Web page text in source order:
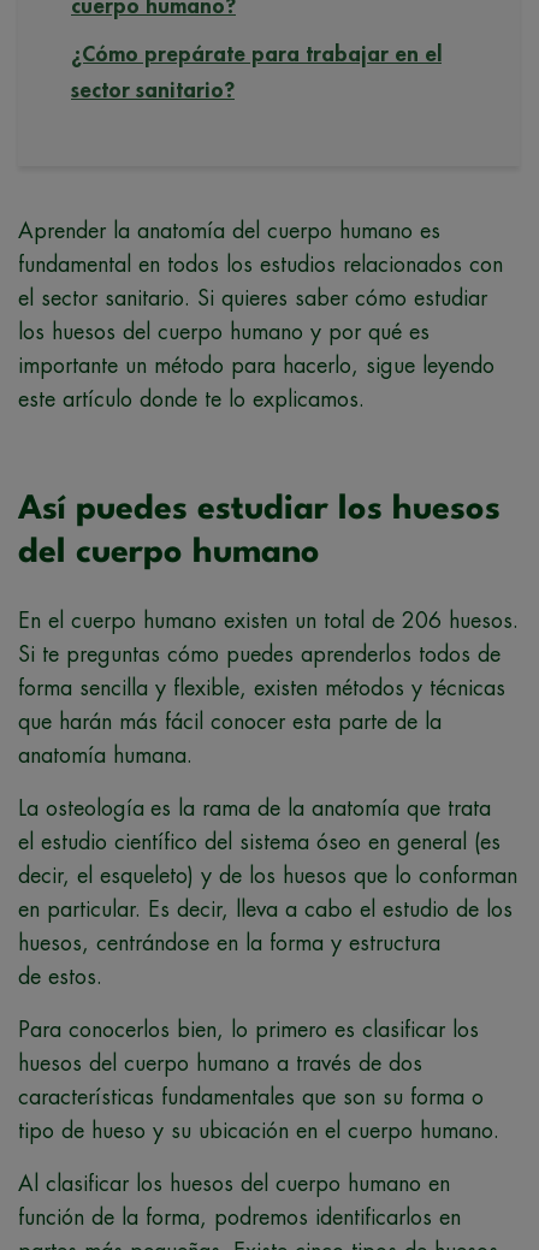
cuerpo humano?
¿Cómo prepárate para trabajar en el
sector sanitario?
Aprender la anatomía del cuerpo humano es
fundamental en todos los estudios relacionados con
el sector sanitario. Si quieres saber cómo estudiar
los huesos del cuerpo humano y por qué es
importante un método para hacerlo, sigue leyendo
este artículo donde te lo explicamos.
Así puedes estudiar los huesos
del cuerpo humano
En el cuerpo humano existen un total de 206 huesos.
Si te preguntas cómo puedes aprenderlos todos de
forma sencilla y flexible, existen métodos y técnicas
que harán más fácil conocer esta parte de la
anatomía humana.
La osteología es la rama de la anatomía que trata
el estudio científico del sistema óseo en general (es
decir, el esqueleto) y de los huesos que lo conforman
en particular. Es decir, lleva a cabo el estudio de los
huesos, centrándose en la forma y estructura
de estos.
Para conocerlos bien, lo primero es clasificar los
huesos del cuerpo humano a través de dos
características fundamentales que son su forma o
tipo de hueso y su ubicación en el cuerpo humano.
Al clasificar los huesos del cuerpo humano en
función de la forma, podremos identificarlos en